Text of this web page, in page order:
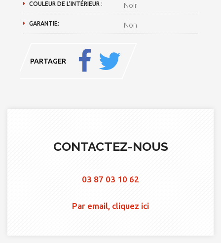
COULEUR DE L'INTÉRIEUR : Noir
GARANTIE: Non
PARTAGER
CONTACTEZ-NOUS
03 87 03 10 62
Par email, cliquez ici